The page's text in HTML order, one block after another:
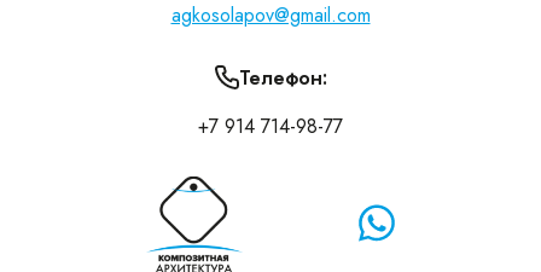
agkosolapov@gmail.com
Телефон:
+7 914 714-98-77